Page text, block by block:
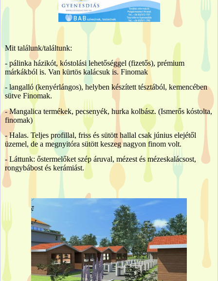
Mit találunk/találtunk:
- pálinka házikót, kóstolási lehetőséggel (fizetős), prémium
márkákból is. Van kürtös kalácsuk is. Finomak
- langalló (kenyérlángos), helyben készített tésztából, kemencében
sütve Finomak.
- Mangalica termékek, pecsenyék, hurka kolbász. (Ismerős kóstolta,
finomak)
- Halas. Teljes profillal, friss és sütött hallal csak június elejétől
üzemel, de a megnyitóra sütött keszeg nagyon finom volt.
- Láttunk: őstermelőket szép áruval, mézest és mézeskalácsost,
rongybábost és kerámiást.